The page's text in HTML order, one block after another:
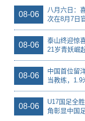
08-06
八月六日：
次在8月7日
盟
08-06
泰山终迎惊
21岁青妖崛
08-06
中国首位留
当教练，1.9
08-06
U17国足全
角彰显中国